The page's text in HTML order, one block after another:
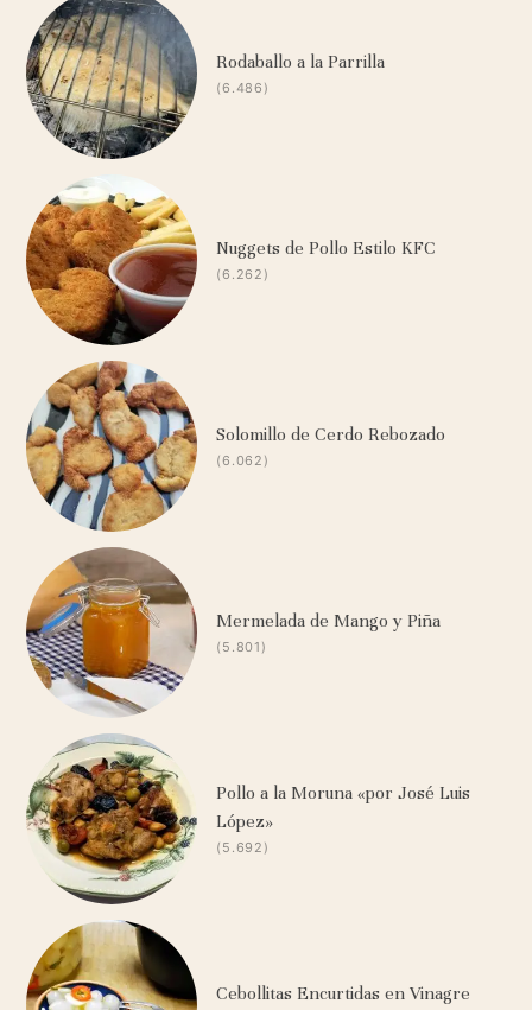
Rodaballo a la Parrilla
(6.486)
Nuggets de Pollo Estilo KFC
(6.262)
Solomillo de Cerdo Rebozado
(6.062)
Mermelada de Mango y Piña
(5.801)
Pollo a la Moruna «por José Luis
López»
(5.692)
Cebollitas Encurtidas en Vinagre